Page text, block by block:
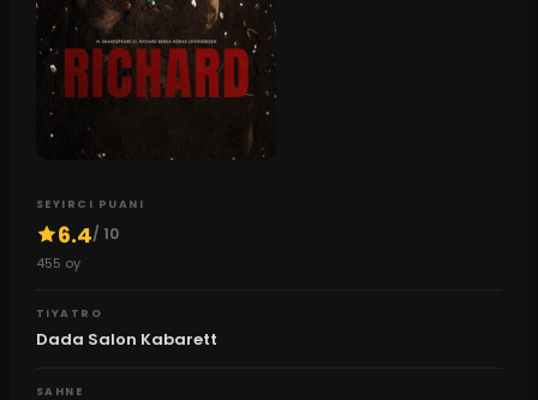
SEYIRCI PUANI
6.4/ 10
455 oy
TIYATRO
Dada Salon Kabarett
SAHNE